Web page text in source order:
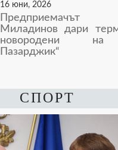
16 юни, 2026
Предприемачът
Миладинов дари
новородени
Пазарджик“
СПОРТ